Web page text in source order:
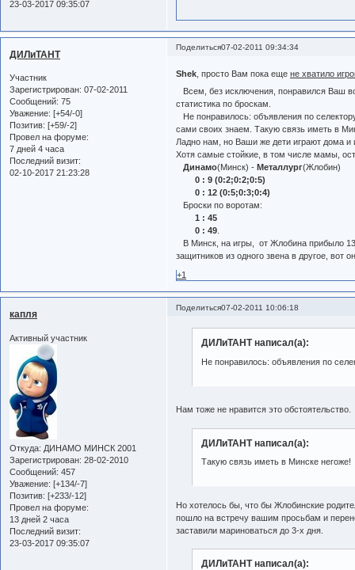
23-03-2017 09:35:07
Поделиться07-02-2011 09:34:34
ДИЛиТАНТ
Участник
Зарегистрирован: 07-02-2011
Сообщений: 75
Уважение: [+54/-0]
Позитив: [+59/-2]
Провел на форуме:
7 дней 4 часа
Последний визит:
02-10-2017 21:23:28
Shek , просто Вам пока ещене хватило
Всем, без исключения, понравился Ваш
статистика по броскам.
Не понравилось: объявления по
сами своих знаем. Такую связь иметь в
Ладно нам, но Ваши же дети играют дома
Хотя самые стойкие, в том числе мамы,
Динамо(Минск) -Металлург(Жлобин)
0 : 9 (0:2;0:2;0:5)
0 : 12 (0:5;0:3;0:4)
Броски по воротам:
1 : 45
0 : 49
В Минск, на игры, от Жлобина прибыло
защитников из одного звена в другое, вот
+1
Поделиться07-02-2011 10:06:18
капля
Активный участник
Откуда: ДИНАМО МИНСК 2001
Зарегистрирован: 28-02-2010
Сообщений: 457
Уважение: [+134/-7]
Позитив: [+233/-12]
Провел на форуме:
13 дней 2 часа
Последний визит:
23-03-2017 09:35:07
ДИЛиТАНТ написал(а):
Не понравилось: объявления по
Нам тоже не нравится это
ДИЛиТАНТ написал(а):
Такую связь иметь в Минске негоже!
Но хотелось бы, что бы Жлобинские
пошло на встречу вашим просьбам и
заставили мариноваться до 3-х дня.
ДИЛиТАНТ написал(а):